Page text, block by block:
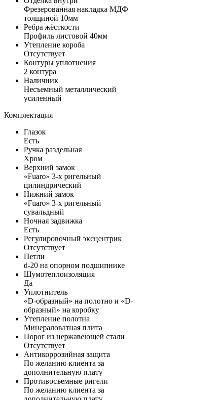
Фрезерованная накладка МДФ
толщиной 10мм
Ребра жёсткости
Профиль листовой 40мм
Утепление короба
Отсутствует
Контуры уплотнения
2 контура
Наличник
Несъемный металлический
усиленный
Комплектация
Глазок
Есть
Ручка раздельная
Хром
Верхний замок
«Fuaro» 3-х ригельный
цилиндрический
Нижний замок
«Fuaro» 3-х ригельный
сувальдный
Ночная задвижка
Есть
Регулировочный эксцентрик
Отсутствует
Петли
d-20 на опорном подшипнике
Шумотеплоизоляция
Да
Уплотнитель
«D-образный» на полотно и «D-
образный» на коробку
Утепление полотна
Минераловатная плита
Порог из нержавеющей стали
Отсутствует
Антикоррозийная защита
По желанию клиента за
дополнительную плату
Противосъемные ригели
По желанию клиента за